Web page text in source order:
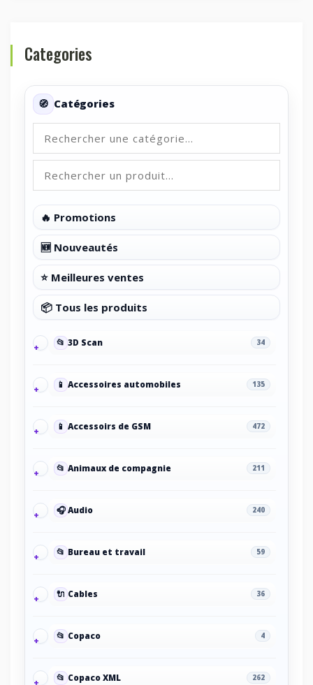
Categories
Catégories
🔥 Promotions
🆕 Nouveautés
⭐ Meilleures ventes
📦 Tous les produits
📂 3D Scan 34
📱 Accessoires automobiles 135
📱 Accessoirs de GSM 472
📂 Animaux de compagnie 211
🎧 Audio 240
📂 Bureau et travail 59
🔌 Cables 36
📂 Copaco 4
📂 Copaco XML 262